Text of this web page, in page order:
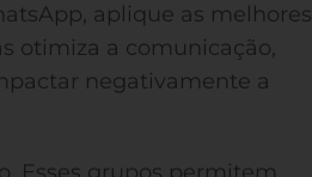
aplique as melhores
otimiza a comunicação,
negativamente a